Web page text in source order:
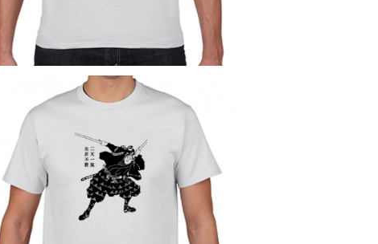
宮本武蔵 戦国 江戸 剣豪 歴史人物Tシャツ0
SOLD OUT